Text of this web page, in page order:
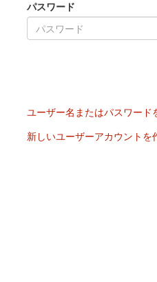
パスワード
ユーザー名またはパスワード
新しいユーザーアカウントを